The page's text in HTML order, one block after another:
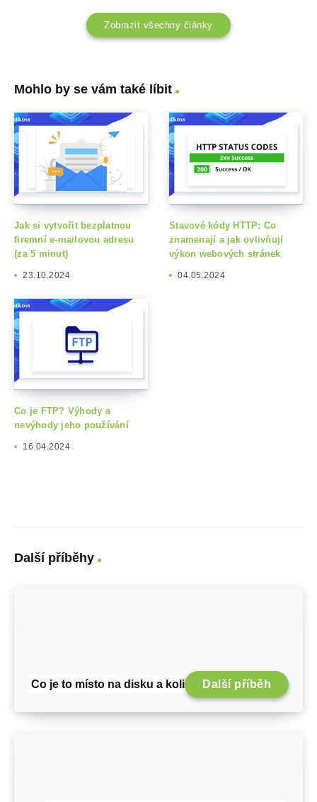
Zobrazit všechny články
Mohlo by se vám také líbit
Jak si vytvořit bezplatnou
firemní e-mailovou adresu
(za 5 minut)
23.10.2024
Stavové kódy HTTP: Co
znamenají a jak ovlivňují
výkon webových stránek
04.05.2024
Co je FTP? Výhody a
nevýhody jeho používání
16.04.2024
Další příběhy
Co je to místo na disku a kolik ho potřebuji?
Další příběh